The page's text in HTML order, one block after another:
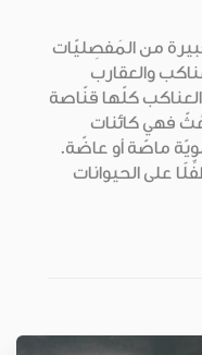
من المَفصِليّات
والعقارب
كلّها قنّاصة
فهي كائنات
ماصّة أو عاضّة.
على الحيوانات